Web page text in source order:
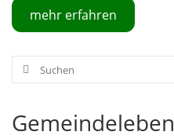
mehr erfahren
Suche
nach:
Gemeindeleben